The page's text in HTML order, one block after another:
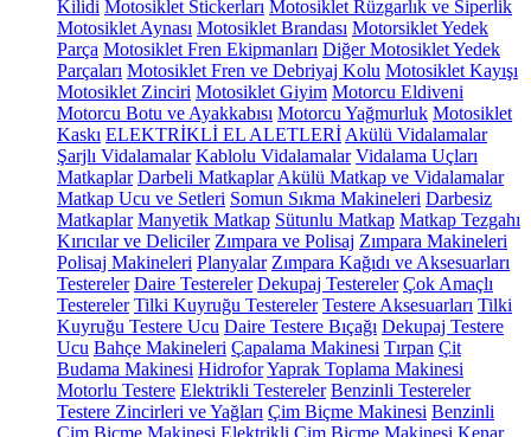
Kilidi Motosiklet Stickerları Motosiklet Rüzgarlık ve Siperlik
Motosiklet Aynası Motosiklet Brandası Motorsiklet Yedek
Parça Motosiklet Fren Ekipmanları Diğer Motosiklet Yedek
Parçaları Motosiklet Fren ve Debriyaj Kolu Motosiklet Kayışı
Motosiklet Zinciri Motosiklet Giyim Motorcu Eldiveni
Motorcu Botu ve Ayakkabısı Motorcu Yağmurluk Motosiklet
Kaskı ELEKTRİKLİ EL ALETLERİ Akülü Vidalamalar
Şarjlı Vidalamalar Kablolu Vidalamalar Vidalama Uçları
Matkaplar Darbeli Matkaplar Akülü Matkap ve Vidalamalar
Matkap Ucu ve Setleri Somun Sıkma Makineleri Darbesiz
Matkaplar Manyetik Matkap Sütunlu Matkap Matkap Tezgahı
Kırıcılar ve Deliciler Zımpara ve Polisaj Zımpara Makineleri
Polisaj Makineleri Planyalar Zımpara Kağıdı ve Aksesuarları
Testereler Daire Testereler Dekupaj Testereler Çok Amaçlı
Testereler Tilki Kuyruğu Testereler Testere Aksesuarları Tilki
Kuyruğu Testere Ucu Daire Testere Bıçağı Dekupaj Testere
Ucu Bahçe Makineleri Çapalama Makinesi Tırpan Çit
Budama Makinesi HidroforYaprak Toplama Makinesi
Motorlu Testere Elektrikli Testereler Benzinli Testereler
Testere Zincirleri ve Yağları Çim Biçme Makinesi Benzinli
Çim Biçme Makinesi Elektrikli Çim Biçme Makinesi Kenar